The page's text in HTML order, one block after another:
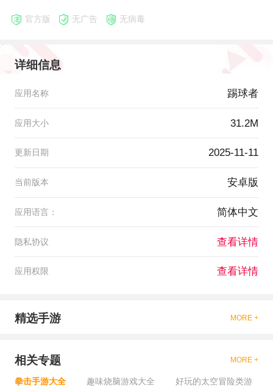
官方版 无广告 无病毒
详细信息
应用名称 踢球者
应用大小 31.2M
更新日期 2025-11-11
当前版本 安卓版
应用语言： 简体中文
隐私协议 查看详情
应用权限 查看详情
精选手游 MORE +
相关专题 MORE +
拳击手游大全 趣味烧脑游戏大全 好玩的太空冒险类游